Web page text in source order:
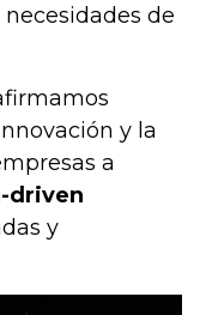
de
y la
a
driven
y